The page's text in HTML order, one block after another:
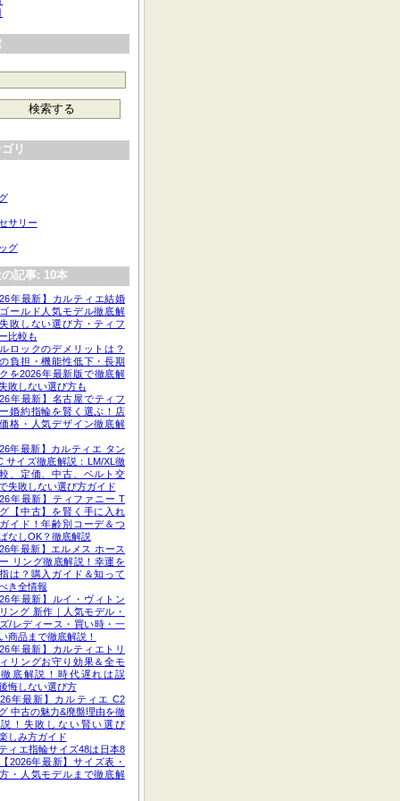
リ
サリー
グ
記事: 10本
年最新】カルティエ結婚
ールド人気モデル徹底解
敗しない選び方・ティフ
比較も
ロックのデメリットは？
負担・機能性低下・長期
を2026年最新版で徹底解
敗しない選び方も
年最新】名古屋でティフ
婚約指輪を賢く選ぶ！店
格・人気デザイン徹底解
年最新】カルティエ タン
サイズ徹底解説：LM/XL徹
、定価、中古、ベルト交
失敗しない選び方ガイド
年最新】ティファニー T
【中古】を賢く手に入れ
イド！年齢別コーデ＆つ
なしOK？徹底解説
年最新】エルメス ホース
リング徹底解説！幸運を
は？購入ガイド＆知って
き全情報
年最新】ルイ・ヴィトン
ング 新作｜人気モデル・
/レディース・買い時・一
商品まで徹底解説！
年最新】カルティエトリ
リングお守り効果＆全モ
底解説！時代遅れは誤
悔しない選び方
年最新】カルティエ C2
中古の魅力&廃盤理由を徹
説！失敗しない賢い選び
しみ方ガイド
ィエ指輪サイズ48は日本8
2026年最新】サイズ表・
・人気モデルまで徹底解